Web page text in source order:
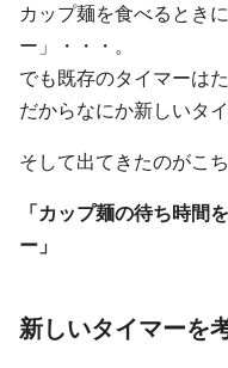
カップ麺を食べるとき
ー」・・・。
でも既存のタイマーは
だからなにか新しいタ
そして出てきたのがこ
「カップ麺の待ち時間
ー」
新しいタイマーを